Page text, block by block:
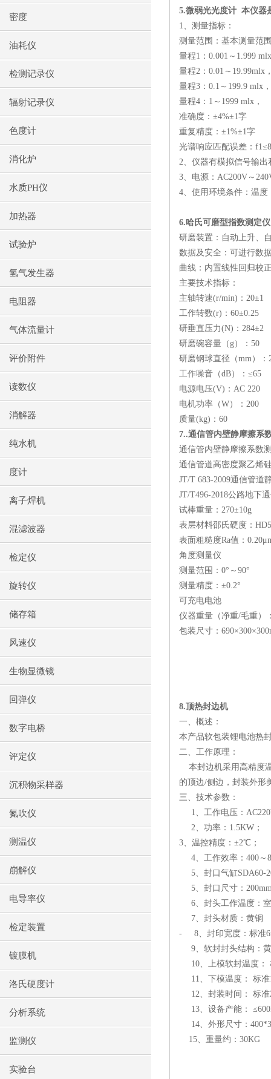
密度
油耗仪
检测记录仪
辐射记录仪
色度计
消化炉
水质PH仪
加热器
试验炉
氢气发生器
电阻器
气体流量计
评价附件
读数仪
消解器
纯水机
度计
离子焊机
混滤波器
检定仪
旋转仪
储存箱
风速仪
生物显微镜
回弹仪
数字电桥
评定仪
沉积物采样器
氮吹仪
测温仪
崩解仪
电导率仪
检定装置
镀膜机
洛氏硬度计
分析系统
监测仪
实验台
5.微弱光光度计 本仪器
1、测量指标：
测量范围：基本测量范
量程1 ： 0.001 ～ 1.999 mlx
量程2 ： 0.01 ～ 19.99mlx
量程3 ： 0.1 ～ 199.9 mlx ，
量程4 ： 1 ～ 1999 mlx ，
准确度：±4%±1字
重复精度：±1%±1字
光谱响应匹配误差： f1≤
2、仪器有模拟信号输
3、电源： AC200V ～
4、使用环境条件：温度
6.哈氏可磨型指数测定仪
研磨装置：自动上升、
数据及安全：可进行数
曲线：内置线性回归校
主要技术指标：
主轴转速(r/min) ： 20±1
工作转数(r) ： 60±0.25
研垂直压力(N) ： 284±2
研磨碗容量（ g）： 50
研磨钢球直径（mm）：
工作噪音（dB）：≤65
电源电压(V) ： AC 220
电机功率（W）： 200
质量(kg) ： 60
7..通信管内壁静摩擦系
通信管内壁静摩擦系数
通信管道高密度聚乙烯
JT/T 683-2009通信管道
JT/T496-2018公路地下
试棒重量： 270±10g
表层材料邵氏硬度：
表面粗糙度Ra值： 0.20μ
角度测量仪
测量范围： 0°～ 90°
测量精度：±0.2°
可充电电池
仪器重量（净重/毛重）
包装尺寸： 690×300×
8.顶热封边机
一、概述：
本产品软包装锂电池热
二、工作原理：
本封边机采用高精度
的顶边/侧边，封装外形
三、技术参数：
1、工作电压：
2、功率： 1.5KW ；
3、温控精度：±2℃；
4、工作效率： 400 ～
5、封口气缸SDA60-
5、封口尺寸：
6、封头工作温度：
7、封头材质：黄铜
-
8、封印宽度：标准
9、软封封头结构：
10、上模软封温度：
11、下模温度： 标准
12、封装时间： 标准
13、设备产能： ≤
14、外形尺寸：
15、重量约： 30KG